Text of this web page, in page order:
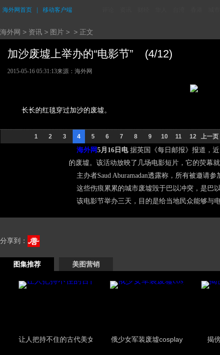
海外网首页 移动客户端
海外网 > 资讯 > 图片 > > 正文
加沙废墟上举办的“电影节” (4/12)
2015-05-16 05:31:13来源：海外网
长长的红毯穿过加沙的废墟。
1 2 3 4 5 6 7 8 9 10 11 12 上一页
海外网5月16日电据英国《每日邮报》报道，
的废墟。该活动放映了几场电影短片，它的荧幕
主办者Saud Aburamadan透露称，所有被邀请
这些伤痕累累的城市废墟毁于巴以冲突，是巴
该电影节举办三天，目的是给当地民众能够与
分享到：
图集推荐 美图营销
让人把持不住的古代美女 俄少女军装废墟cosplay 揭